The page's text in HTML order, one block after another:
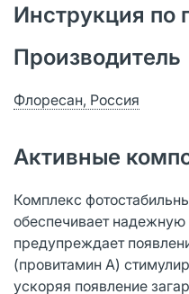
Инструкция
Производитель
Флоресан, Россия
Активные
Комплекс
обеспечивает надежную
предупреждает
(провитамин А)
ускоряя появление